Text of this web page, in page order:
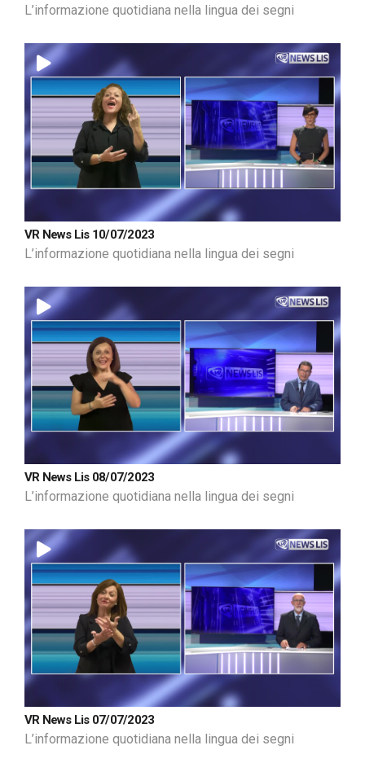
L’informazione quotidiana nella lingua dei segni
VR News Lis 10/07/2023
L’informazione quotidiana nella lingua dei segni
VR News Lis 08/07/2023
L’informazione quotidiana nella lingua dei segni
VR News Lis 07/07/2023
L’informazione quotidiana nella lingua dei segni